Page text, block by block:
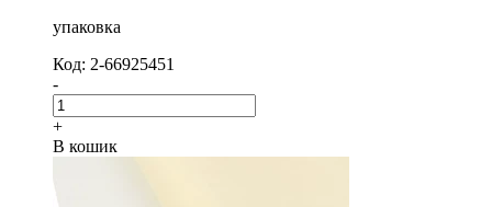
упаковка
Код: 2-66925451
-
+
В кошик